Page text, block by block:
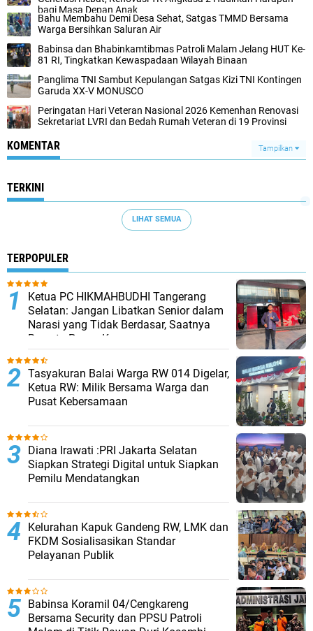
bagi Masa Depan Anak
Bahu Membahu Demi Desa Sehat, Satgas TMMD Bersama
Warga Bersihkan Saluran Air
Babinsa dan Bhabinkamtibmas Patroli Malam Jelang HUT Ke-
81 RI, Tingkatkan Kewaspadaan Wilayah Binaan
Panglima TNI Sambut Kepulangan Satgas Kizi TNI Kontingen
Garuda XX-V MONUSCO
Peringatan Hari Veteran Nasional 2026 Kemenhan Renovasi
Sekretariat LVRI dan Bedah Rumah Veteran di 19 Provinsi
KOMENTAR Tampilkan
TERKINI
LIHAT SEMUA
TERPOPULER
Ketua PC HIKMAHBUDHI Tangerang
Selatan: Jangan Libatkan Senior dalam
Narasi yang Tidak Berdasar, Saatnya
Bersatu Pasca Kongres
Tasyakuran Balai Warga RW 014 Digelar,
Ketua RW: Milik Bersama Warga dan
Pusat Kebersamaan
Diana Irawati :PRI Jakarta Selatan
Siapkan Strategi Digital untuk Siapkan
Pemilu Mendatangkan
Kelurahan Kapuk Gandeng RW, LMK dan
FKDM Sosialisasikan Standar
Pelayanan Publik
Babinsa Koramil 04/Cengkareng
Bersama Security dan PPSU Patroli